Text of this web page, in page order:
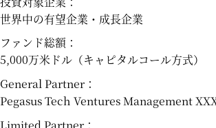
世界中の有望企業・成長企業
ファンド総額：
5,000万米ドル（キャピタルコール方式）
General Partner：
Pegasus Tech Ventures Management
Limited Partner：